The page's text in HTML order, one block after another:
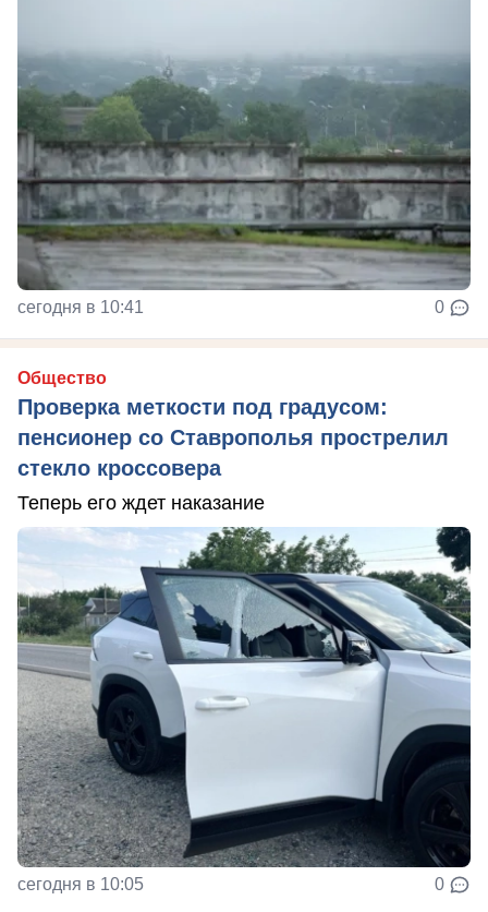
сегодня в 10:41 0
Общество
Проверка меткости под градусом:
пенсионер со Ставрополья прострелил
стекло кроссовера
Теперь его ждет наказание
сегодня в 10:05 0